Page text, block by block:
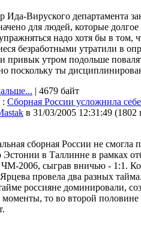
Ида-Вируского департамента
для людей, которые
надо хотя бы в том,
безработными утратили в
привык утром подольше
поскольку ты
| 4679 байт
: Сборная России усложнила
в 31/03/2005 12:31:49 (1802
сборная России не смогла
в Таллинне в рамках
ЧМ-2006, сыграв вничью - 1:1.
провела два разных
россияне доминировали,
то во второй половине